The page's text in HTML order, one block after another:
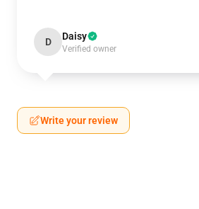
D Daisy
Verified owner
Write your review